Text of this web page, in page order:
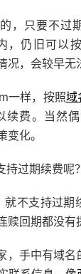
，只要不过
，仍旧可以
，会较早无
一样，按照域
续费。当然
化。
过期续费呢？
就不支持过期
回期都没有
，手中有域名